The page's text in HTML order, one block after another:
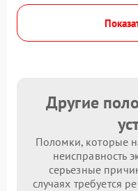
Другие
Поломки, которые
неисправность
серьезные
случаях требуется